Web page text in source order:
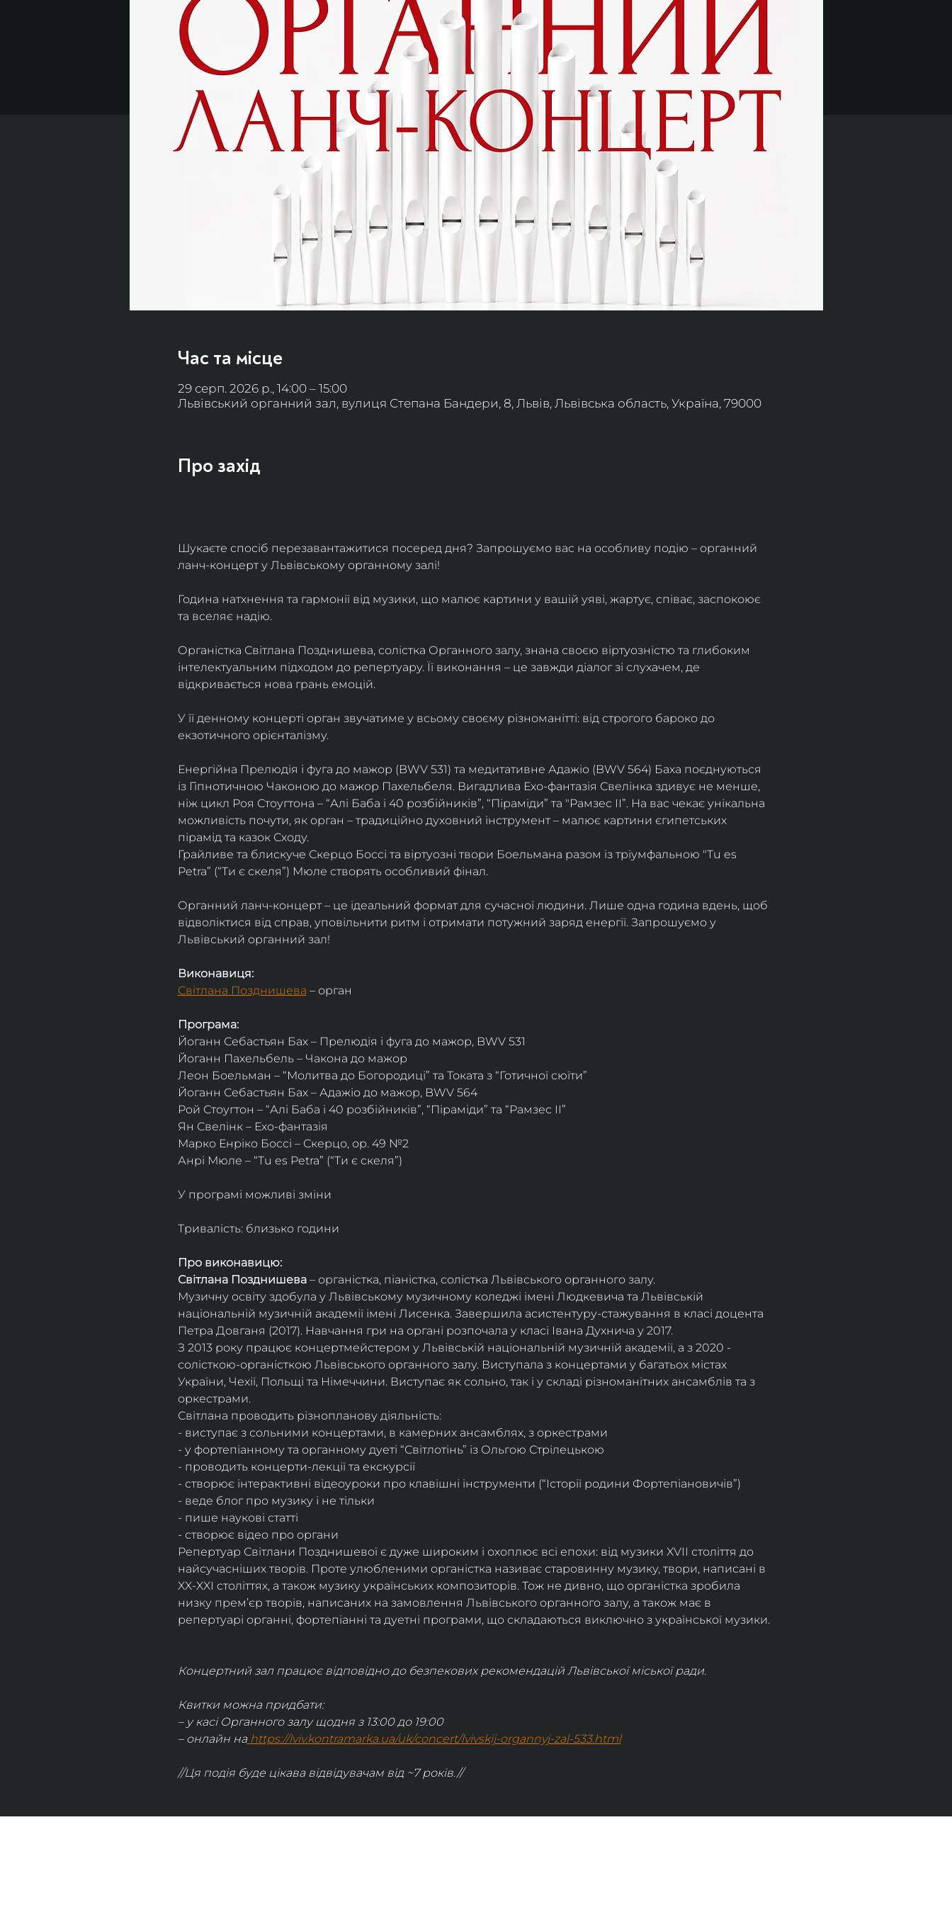
Час та місце
29 серп. 2026 р., 14:00 – 15:00
Львівський органний зал, вулиця Степана Бандери, 8, Львів, Львівська область, Україна, 79000
Про захід
Шукаєте спосіб перезавантажитися посеред дня? Запрошуємо вас на особливу подію – органний
ланч-концерт у Львівському органному залі!
Година натхнення та гармонії від музики, що малює картини у вашій уяві, жартує, співає, заспокоює
та вселяє надію.
Органістка Світлана Позднишева, солістка Органного залу, знана своєю віртуозністю та глибоким
інтелектуальним підходом до репертуару. Її виконання – це завжди діалог зі слухачем, де
відкривається нова грань емоцій.
У її денному концерті орган звучатиме у всьому своєму різноманітті: від строгого бароко до
екзотичного орієнталізму.
Енергійна Прелюдія і фуга до мажор (BWV 531) та медитативне Адажіо (BWV 564) Баха поєднуються
із Гіпнотичною Чаконою до мажор Пахельбеля. Вигадлива Ехо-фантазія Свелінка здивує не менше,
ніж цикл Роя Стоугтона – “Алі Баба і 40 розбійників”, “Піраміди” та "Рамзес II”. На вас чекає унікальна
можливість почути, як орган – традиційно духовний інструмент – малює картини єгипетських
пірамід та казок Сходу.
Грайливе та блискуче Скерцо Боссі та віртуозні твори Боельмана разом із тріумфальною "Tu es
Petra” (“Ти є скеля”) Мюле створять особливий фінал.
Органний ланч-концерт – це ідеальний формат для сучасної людини. Лише одна година вдень, щоб
відволіктися від справ, уповільнити ритм і отримати потужний заряд енергії. Запрошуємо у
Львівський органний зал!
Виконавиця:
Світлана Позднишева – орган
Програма:
Йоганн Себастьян Бах – Прелюдія і фуга до мажор, BWV 531
Йоганн Пахельбель – Чакона до мажор
Леон Боельман – “Молитва до Богородиці” та Токата з “Готичної сюїти”
Йоганн Себастьян Бах – Адажіо до мажор, BWV 564
Рой Стоугтон – “Алі Баба і 40 розбійників”, “Піраміди” та “Рамзес II”
Ян Свелінк – Ехо-фантазія
Марко Енріко Боссі – Скерцо, ор. 49 №2
Анрі Мюле – “Tu es Petra” (“Ти є скеля”)
У програмі можливі зміни
Тривалість: близько години
Про виконавицю:
Світлана Позднишева – органістка, піаністка, солістка Львівського органного залу.
Музичну освіту здобула у Львівському музичному коледжі імені Людкевича та Львівській
національній музичній академії імені Лисенка. Завершила асистентуру-стажування в класі доцента
Петра Довганя (2017). Навчання гри на органі розпочала у класі Івана Духнича у 2017.
З 2013 року працює концертмейстером у Львівській національній музичній академії, а з 2020 -
солісткою-органісткою Львівського органного залу. Виступала з концертами у багатьох містах
України, Чехії, Польщі та Німеччини. Виступає як сольно, так і у складі різноманітних ансамблів та з
оркестрами.​
Світлана проводить різнопланову діяльність:
- виступає з сольними концертами, в камерних ансамблях, з оркестрами
- у фортепіанному та органному дуеті “Світлотінь” із Ольгою Стрілецькою
- проводить концерти-лекції та екскурсії
- створює інтерактивні відеоуроки про клавішні інструменти (“Історії родини Фортепіановичів”)
- веде блог про музику і не тільки
- пише наукові статті
- створює відео про органи
Репертуар Світлани Позднишевої є дуже широким і охоплює всі епохи: від музики XVII століття до
найсучасніших творів. Проте улюбленими органістка називає старовинну музику, твори, написані в
XX-XXI століттях, а також музику українських композиторів. Тож не дивно, що органістка зробила
низку прем’єр творів, написаних на замовлення Львівського органного залу, а також має в
репертуарі органні, фортепіанні та дуетні програми, що складаються виключно з української музики.
Концертний зал працює відповідно до безпекових рекомендацій Львівської міської ради.
Квитки можна придбати:
– у касі Органного залу щодня з 13:00 до 19:00
– онлайн на https://lviv.kontramarka.ua/uk/concert/lvivskij-organnyj-zal-533.html
//Ця подія буде цікава відвідувачам від ~7 років.//